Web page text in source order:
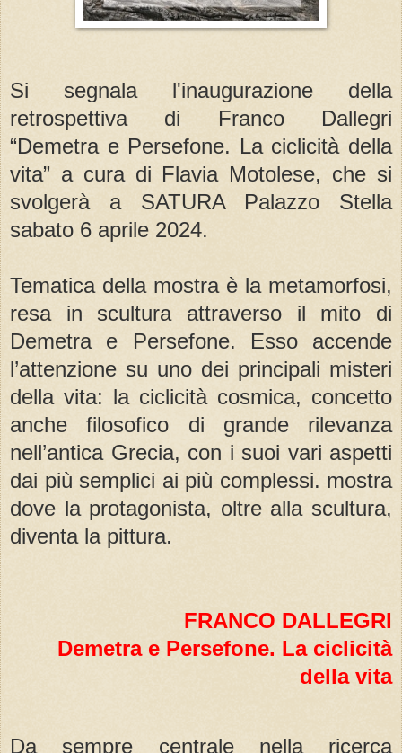
Si segnala l'inaugurazione della
retrospettiva di Franco Dallegri
“Demetra e Persefone. La ciclicità della
vita” a cura di Flavia Motolese, che si
svolgerà a SATURA Palazzo Stella
sabato 6 aprile 2024.
Tematica della mostra è la metamorfosi,
resa in scultura attraverso il mito di
Demetra e Persefone. Esso accende
l’attenzione su uno dei principali misteri
della vita: la ciclicità cosmica, concetto
anche filosofico di grande rilevanza
nell’antica Grecia, con i suoi vari aspetti
dai più semplici ai più complessi. mostra
dove la protagonista, oltre alla scultura,
diventa la pittura.
FRANCO DALLEGRI
Demetra e Persefone. La ciclicità
della vita
Da sempre centrale nella ricerca